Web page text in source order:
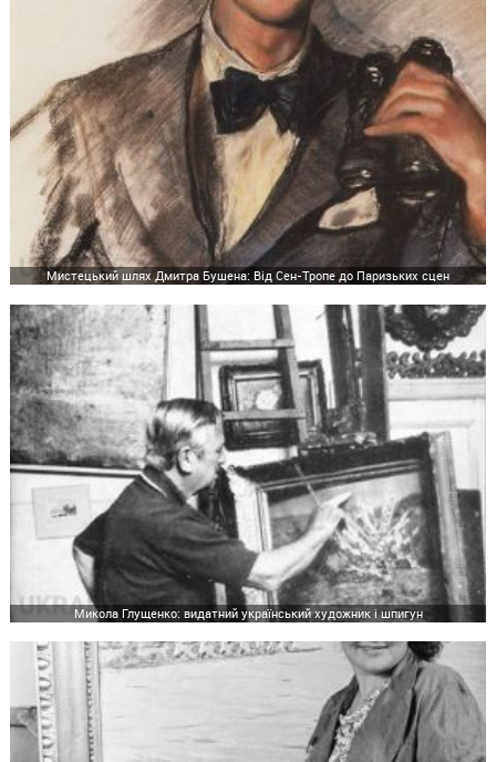
Мистецький шлях Дмитра Бушена: Від Сен-Тропе до Паризьких сцен
Микола Глущенко: видатний український художник і шпигун